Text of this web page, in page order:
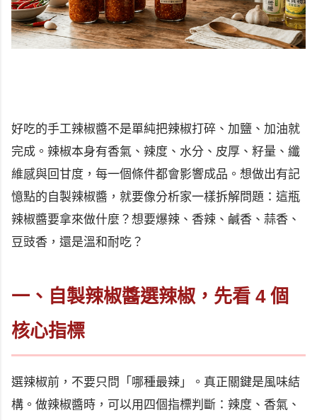
好吃的手工辣椒醬不是單純把辣椒打碎、加鹽、加油就
完成。辣椒本身有香氣、辣度、水分、皮厚、籽量、纖
維感與回甘度，每一個條件都會影響成品。想做出有記
憶點的自製辣椒醬，就要像分析家一樣拆解問題：這瓶
辣椒醬要拿來做什麼？想要爆辣、香辣、鹹香、蒜香、
豆豉香，還是溫和耐吃？
一、自製辣椒醬選辣椒，先看 4 個
核心指標
選辣椒前，不要只問「哪種最辣」。真正關鍵是風味結
構。做辣椒醬時，可以用四個指標判斷：辣度、香氣、